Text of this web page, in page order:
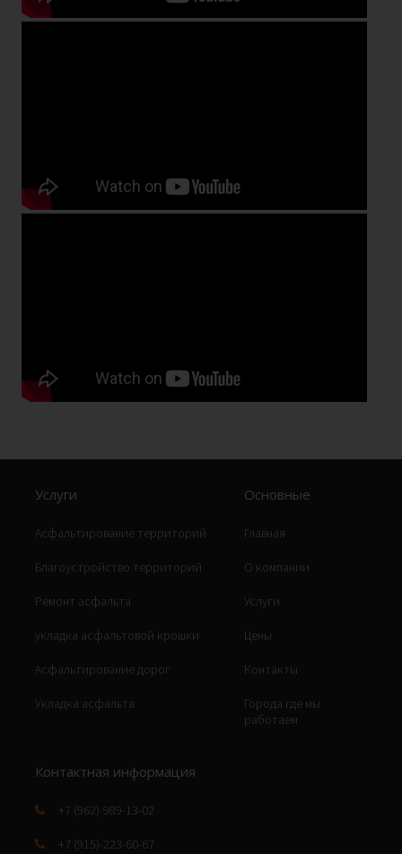
Услуги
Асфальтирование территорий
Благоустройство территорий
Ремонт асфальта
укладка асфальтовой крошки
Асфальтирование дорог
Укладка асфальта
Основные
Главная
О компании
Услуги
Цены
Контакты
Города где мы
работаем
Контактная информация
+7 (962)-989-13-02
+7 (915)-223-60-67